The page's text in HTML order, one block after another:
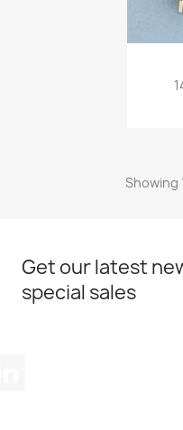
Showing
Get our latest
special sales